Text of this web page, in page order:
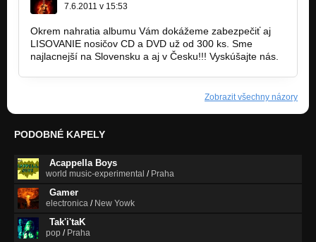
7.6.2011 v 15:53
Okrem nahratia albumu Vám dokážeme zabezpečiť aj
LISOVANIE nosičov CD a DVD už od 300 ks. Sme
najlacnejší na Slovensku a aj v Česku!!! Vyskúšajte nás.
Zobrazit všechny názory
PODOBNÉ KAPELY
Acappella Boys
world music-experimental / Praha
Gamer
electronica / New Yowk
Tak'i'taK
pop / Praha